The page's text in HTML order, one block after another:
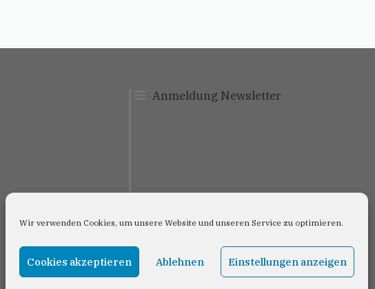
Wir verwenden Cookies, um unsere Website und unseren Service zu optimieren.
Cookies akzeptieren Ablehnen Einstellungen anzeigen
Anmeldung Newsletter